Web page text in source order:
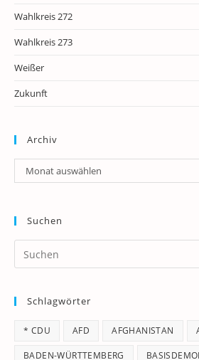
Wahlkreis 272
Wahlkreis 273
Weißer
Zukunft
Archiv
Archiv
Monat auswählen
Suchen
Schlagwörter
* CDU AFD AFGHANISTAN
BADEN-WÜRTTEMBERG